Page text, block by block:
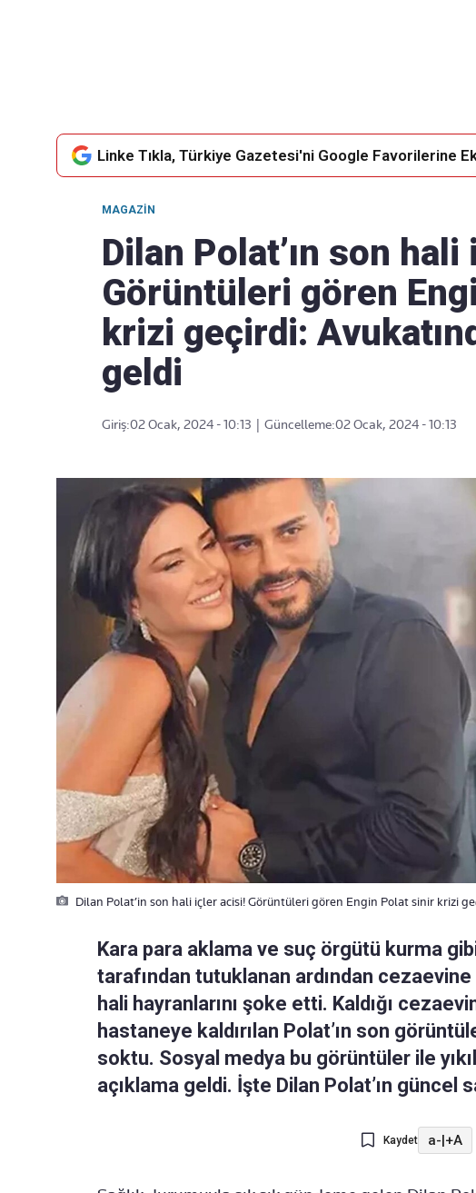
Linke Tıkla, Türkiye Gazetesi'ni Google Favorilerine
MAGAZIN
Dilan Polat’ın son hali
Görüntüleri gören
krizi geçirdi:
geldi
Giriş:02 Ocak, 2024 - 10:13 Güncelleme:02 Ocak, 2024 - 10:13
Dilan Polat’in son hali içler acisi! Görüntüleri gören Engin Polat sinir krizi
Kara para aklama ve suç örgütü kurma
tarafından tutuklanan ardından cezaevine
hali hayranlarını şoke etti. Kaldığı
hastaneye kaldırılan Polat’ın son
soktu. Sosyal medya bu görüntüler ile
açıklama geldi. İşte Dilan Polat’ın güncel
Kaydet a-|+A